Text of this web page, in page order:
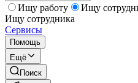
Ищу работу
Ищу
Ищу сотрудника
Сервисы
Помощь
Ещё
Поиск